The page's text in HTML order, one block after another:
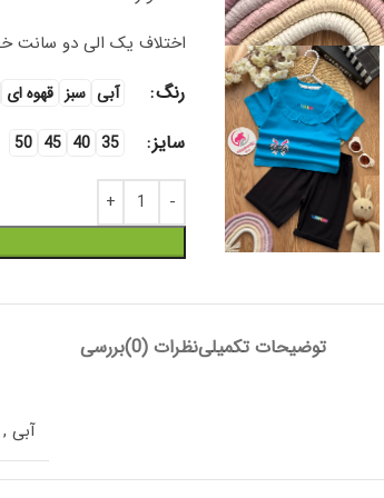
اختلاف یک الی دو سانت
رنگ آبی سبز قهوه ای
سایز 35
40
45
50
توضیحات تکمیلینظرات (0) بررسی
آبی ,